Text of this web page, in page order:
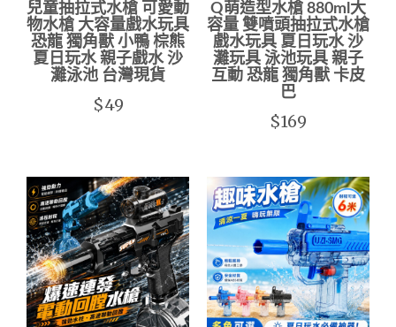
兒童抽拉式水槍 可愛動
物水槍 大容量戲水玩具
恐龍 獨角獸 小鴨 棕熊
夏日玩水 親子戲水 沙
灘泳池 台灣現貨
$49
Q萌造型水槍 880ml大
容量 雙噴頭抽拉式水槍
戲水玩具 夏日玩水 沙
灘玩具 泳池玩具 親子
互動 恐龍 獨角獸 卡皮
巴
$169